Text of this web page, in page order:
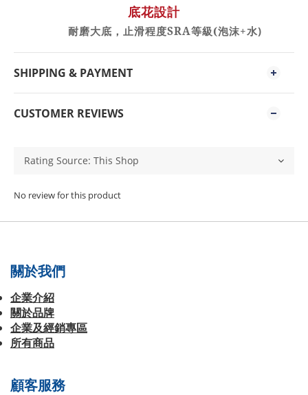
底花設計
耐磨大底，止滑程度SRA等級(泡沫+水)
SHIPPING & PAYMENT
CUSTOMER REVIEWS
No review for this product
關於我們
企業介紹
關於品牌
企業及經銷專區
所有商品
顧客服務